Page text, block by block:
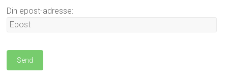
Din epost-adresse: